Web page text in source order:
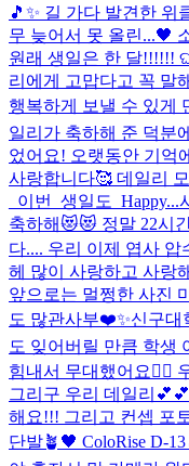
🎵✨ 길 가다 발견한
무 늦어서 못 올린...🖤
원래 생일은 한 달!!!!!!
리에게 고맙다고 꼭 말
행복하게 보낼 수 있게
일리가 축하해 준 덕분
었어요! 오랫동안 기억
사랑합니다🥰 데일리
_이번_생일도_Happy...
축하해😻😻 정말 22시
다.... 우리 이제 엽사 압
헤 많이 사랑하고 사랑
앞으로는 멀쩡한 사진
도 많관사부❤️✨신구대
도 잊어버릴 만큼 학생
힘내서 무대했어요❤️‍🔥
그리구 우리 데일리
해요!!! 그리고 컨셉 포
단발🪴🖤 ColoRise D-